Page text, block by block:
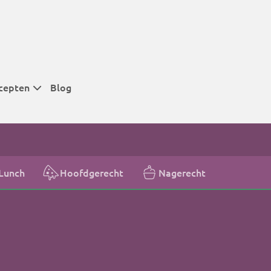
tijden
tijden
Blog
Hoofdgerecht Nagerecht